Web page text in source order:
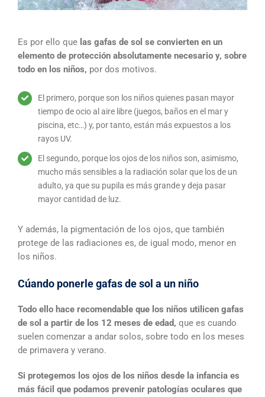
Es por ello que las gafas de sol se convierten en un
elemento de protección absolutamente necesario y, sobre
todo en los niños, por dos motivos.
El primero, porque son los niños quienes pasan mayor
tiempo de ocio al aire libre (juegos, baños en el mar y
piscina, etc…) y, por tanto, están más expuestos a los
rayos UV.
El segundo, porque los ojos de los niños son, asimismo,
mucho más sensibles a la radiación solar que los de un
adulto, ya que su pupila es más grande y deja pasar
mayor cantidad de luz.
Y además, la pigmentación de los ojos, que también
protege de las radiaciones es, de igual modo, menor en
los niños.
Cúando ponerle gafas de sol a un niño
Todo ello hace recomendable que los niños utilicen gafas
de sol a partir de los 12 meses de edad, que es cuando
suelen comenzar a andar solos, sobre todo en los meses
de primavera y verano.
Si protegemos los ojos de los niños desde la infancia es
más fácil que podamos prevenir patologías oculares que